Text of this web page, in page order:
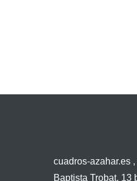
cuadros-azahar.es
Baptista Trobat, 13